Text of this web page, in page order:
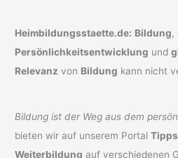
Heimbildungsstaette.de: Bildung,
Persönlichkeitsentwicklung und
Relevanz von Bildung kann nicht
Bildung ist der Weg aus dem
bieten wir auf unserem Portal
Weiterbildung auf verschiedenen